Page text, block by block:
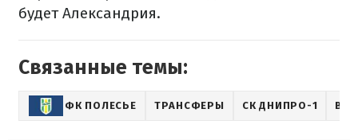
будет Александрия.
Связанные темы:
ФК ПОЛЕСЬЕ ТРАНСФЕРЫ СК ДНИПРО-1